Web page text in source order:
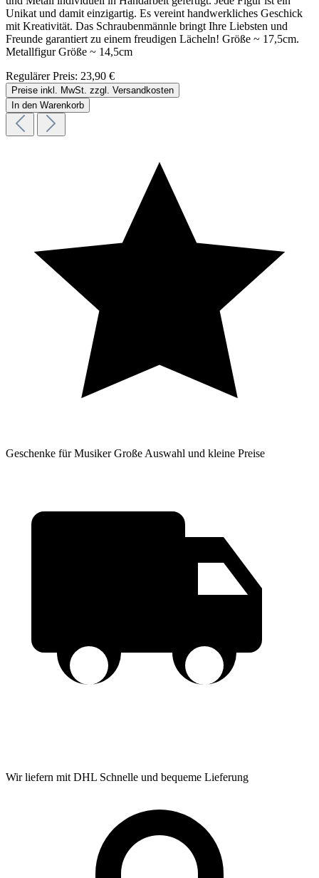
Unikat und damit einzigartig. Es vereint handwerkliches Geschick
mit Kreativität. Das Schraubenmännle bringt Ihre Liebsten und
Freunde garantiert zu einem freudigen Lächeln! Größe ~ 17,5cm.
Metallfigur Größe ~ 14,5cm
Regulärer Preis: 23,90 €
Preise inkl. MwSt. zzgl. Versandkosten
In den Warenkorb
Geschenke für Musiker Große Auswahl und kleine Preise
Wir liefern mit DHL Schnelle und bequeme Lieferung